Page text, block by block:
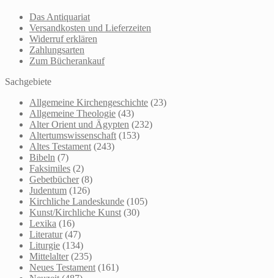
Das Antiquariat
Versandkosten und Lieferzeiten
Widerruf erklären
Zahlungsarten
Zum Bücherankauf
Sachgebiete
Allgemeine Kirchengeschichte (23)
Allgemeine Theologie (43)
Alter Orient und Ägypten (232)
Altertumswissenschaft (153)
Altes Testament (243)
Bibeln (7)
Faksimiles (2)
Gebetbücher (8)
Judentum (126)
Kirchliche Landeskunde (105)
Kunst/Kirchliche Kunst (30)
Lexika (16)
Literatur (47)
Liturgie (134)
Mittelalter (235)
Neues Testament (161)